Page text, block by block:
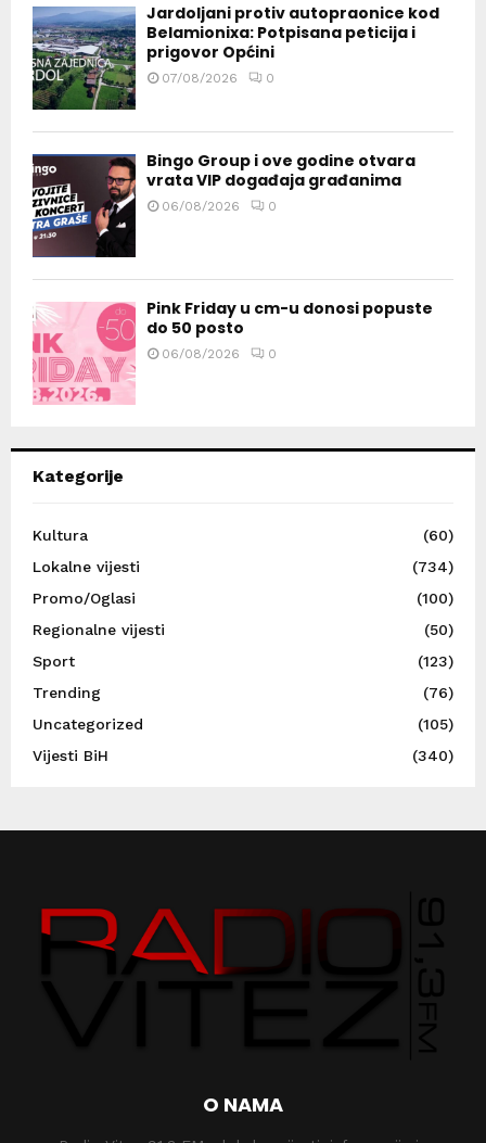
Jardoljani protiv autopraonice kod
Belamionixa: Potpisana peticija i
prigovor Općini
07/08/2026 0
Bingo Group i ove godine otvara
vrata VIP događaja građanima
06/08/2026 0
Pink Friday u cm-u donosi popuste
do 50 posto
06/08/2026 0
Kategorije
Kultura
(60)
Lokalne vijesti
(734)
Promo/Oglasi
(100)
Regionalne vijesti
(50)
Sport
(123)
Trending
(76)
Uncategorized
(105)
Vijesti BiH
(340)
O NAMA